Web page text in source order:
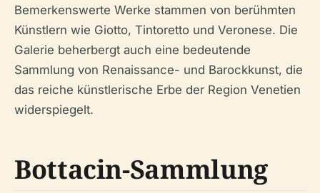
Bemerkenswerte Werke stammen von berühmten
Künstlern wie Giotto, Tintoretto und Veronese. Die
Galerie beherbergt auch eine bedeutende
Sammlung von Renaissance- und Barockkunst, die
das reiche künstlerische Erbe der Region Venetien
widerspiegelt.
Bottacin-Sammlung